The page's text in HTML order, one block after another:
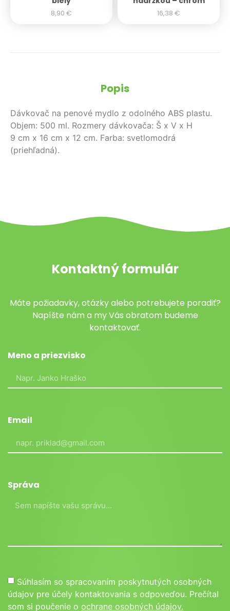
8,90 € 16,38 €
Popis
Dávkovač na penové mydlo z odolného ABS plastu.
Objem: 500 ml. Rozmery dávkovača: Š x V x H
9 cm x 16 cm x 12 cm. Farba: svetlomodrá
(priehľadná).
Kontaktný formulár
Máte požiadavky, otázky alebo potrebujete poradiť?
Napíšte nám a my Vás obratom budeme
kontaktovať.
Meno a priezvisko
Email
Správa
Súhlasím so spracovaním poskytnutých osobných
údajov pre účely kontaktovania s odpoveďou. Prečítal
som si poučenie o ochrane osobných údajov.